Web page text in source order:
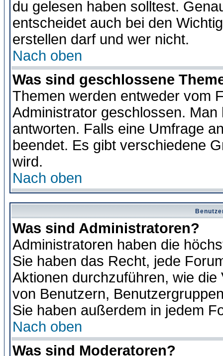
du gelesen haben solltest.
entscheidet auch bei den
erstellen darf und wer nicht.
Nach oben
Was sind geschlossene
Themen werden entweder vom
Administrator geschlossen.
antworten. Falls eine Umfrage
beendet. Es gibt verschiedene
wird.
Nach oben
Was sind Administratoren?
Administratoren haben die
Sie haben das Recht, jede
Aktionen durchzuführen, wie
von Benutzern,
Sie haben außerdem in jedem
Nach oben
Was sind Moderatoren?